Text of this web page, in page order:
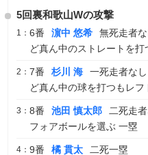
5回裏和歌山Wの攻撃
1： 6番 濵中 悠希
無死走者な
ど真ん中のストレートを
2： 7番 杉川 海
一死走者なし
ど真ん中の球を打つもレフ
3： 8番 池田 慎太郎
二死走
フォアボールを選ぶ 一塁
4： 9番 橘 貫太 二死一塁